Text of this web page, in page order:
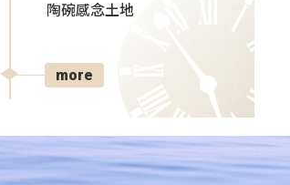
陶碗感念土地
more